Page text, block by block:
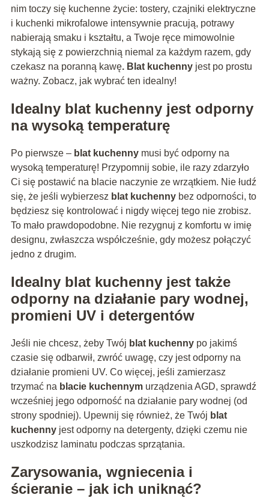
nim toczy się kuchenne życie: tostery, czajniki elektryczne
i kuchenki mikrofalowe intensywnie pracują, potrawy
nabierają smaku i kształtu, a Twoje ręce mimowolnie
stykają się z powierzchnią niemal za każdym razem, gdy
czekasz na poranną kawę. Blat kuchenny jest po prostu
ważny. Zobacz, jak wybrać ten idealny!
Idealny blat kuchennyjest odporny
na wysoką temperaturę
Po pierwsze –blat kuchennymusi być odporny na
wysoką temperaturę! Przypomnij sobie, ile razy zdarzyło
Ci się postawić na blacie naczynie ze wrzątkiem. Nie łudź
się, że jeśli wybierzesz blat kuchennybez odporności, to
będziesz się kontrolować i nigdy więcej tego nie zrobisz.
To mało prawdopodobne. Nie rezygnuj z komfortu w imię
designu, zwłaszcza współcześnie, gdy możesz połączyć
jedno z drugim.
Idealny blat kuchennyjest także
odporny na działanie pary wodnej,
promieni UV i detergentów
Jeśli nie chcesz, żeby Twój blat kuchennypo jakimś
czasie się odbarwił, zwróć uwagę, czy jest odporny na
działanie promieni UV. Co więcej, jeśli zamierzasz
trzymać na blacie kuchennym urządzenia AGD, sprawdź
wcześniej jego odporność na działanie pary wodnej (od
strony spodniej). Upewnij się również, że Twój blat
kuchenny jest odporny na detergenty, dzięki czemu nie
uszkodzisz laminatu podczas sprzątania.
Zarysowania, wgniecenia i
ścieranie – jak ich uniknąć?